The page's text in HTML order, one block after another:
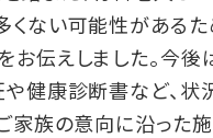
ない可能性がある
伝えしました。今
健康診断書など、
家族の意向に沿った